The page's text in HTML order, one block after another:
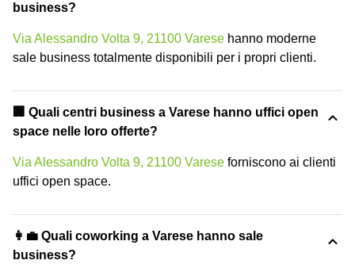
business?
Via Alessandro Volta 9, 21100 Varese hanno moderne
sale business totalmente disponibili per i propri clienti.
‍🏢 Quali centri business a Varese hanno uffici open
space nelle loro offerte?
Via Alessandro Volta 9, 21100 Varese forniscono ai clienti
uffici open space.
👩‍💼 Quali coworking a Varese hanno sale
business?